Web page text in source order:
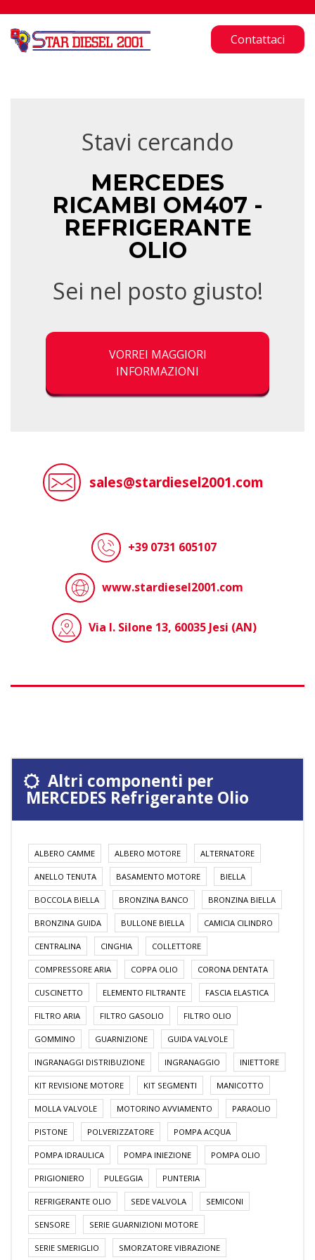
Contattaci
Stavi cercando
MERCEDES
RICAMBI OM407 -
REFRIGERANTE
OLIO
Sei nel posto giusto!
VORREI MAGGIORI
INFORMAZIONI
sales@stardiesel2001.com
+39 0731 605107
www.stardiesel2001.com
Via I. Silone 13, 60035 Jesi (AN)
Altri componenti per
MERCEDES Refrigerante Olio
ALBERO CAMME ALBERO MOTORE ALTERNATORE
ANELLO TENUTA BASAMENTO MOTORE BIELLA
BOCCOLA BIELLA BRONZINA BANCO BRONZINA BIELLA
BRONZINA GUIDA BULLONE BIELLA CAMICIA CILINDRO
CENTRALINA CINGHIA COLLETTORE
COMPRESSORE ARIA COPPA OLIO CORONA DENTATA
CUSCINETTO ELEMENTO FILTRANTE FASCIA ELASTICA
FILTRO ARIA FILTRO GASOLIO FILTRO OLIO
GOMMINO GUARNIZIONE GUIDA VALVOLE
INGRANAGGI DISTRIBUZIONE INGRANAGGIO INIETTORE
KIT REVISIONE MOTORE KIT SEGMENTI MANICOTTO
MOLLA VALVOLE MOTORINO AVVIAMENTO PARAOLIO
PISTONE POLVERIZZATORE POMPA ACQUA
POMPA IDRAULICA POMPA INIEZIONE POMPA OLIO
PRIGIONIERO PULEGGIA PUNTERIA
REFRIGERANTE OLIO SEDE VALVOLA SEMICONI
SENSORE SERIE GUARNIZIONI MOTORE
SERIE SMERIGLIO SMORZATORE VIBRAZIONE